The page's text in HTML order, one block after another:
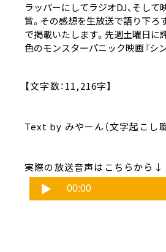
ラッパーにしてラジオDJ、そし
賞。その感想を生放送で語り下ろ
で掲載いたします。先週土曜日に
色のモンスターパニック映画『シ
【文字数：11,216字】
Text by みやーん（文字起こし職
実際の放送音声はこちらから↓